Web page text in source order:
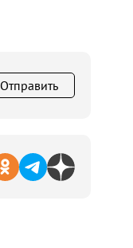
Отправить